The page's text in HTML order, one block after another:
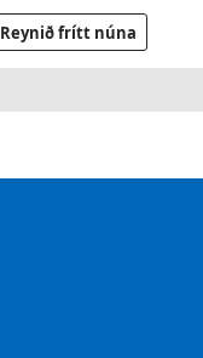
Reynið frítt núna